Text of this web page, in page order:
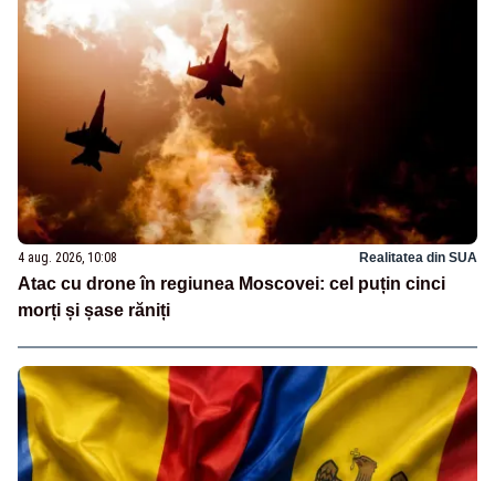
4 aug. 2026, 10:08 Realitatea din SUA
Atac cu drone în regiunea Moscovei: cel puțin cinci
morți și șase răniți